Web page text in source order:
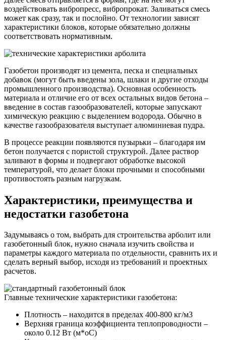
воздействовать вибропресс, вибропрокат. Заливаться смесь
может как сразу, так и послойно. От технологии зависят
характеристики блоков, которые обязательно должны
соответствовать нормативным.
Газобетон производят из цемента, песка и специальных
добавок (могут быть введены зола, шлаки и другие отходы
промышленного производства). Основная особенность
материала и отличие его от всех остальных видов бетона –
введение в состав газообразователей, которые запускают
химическую реакцию с выделением водорода. Обычно в
качестве газообразователя выступает алюминиевая пудра.
В процессе реакции появляются пузырьки – благодаря им
бетон получается с пористой структурой. Далее раствор
заливают в формы и подвергают обработке высокой
температурой, что делает блоки прочными и способными
противостоять разным нагрузкам.
Характеристики, преимущества и
недостатки газобетона
Задумываясь о том, выбрать для строительства арболит или
газобетонный блок, нужно сначала изучить свойства и
параметры каждого материала по отдельности, сравнить их и
сделать верный выбор, исходя из требований и проектных
расчетов.
Главные технические характеристики газобетона:
Плотность – находится в пределах 400-800 кг/м3
Верхняя граница коэффициента теплопроводности –
около 0.12 Вт (м*оС)